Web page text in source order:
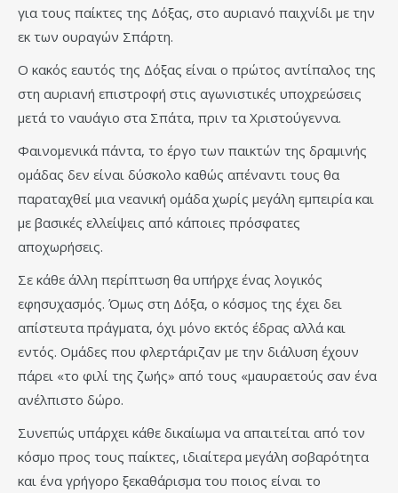
για τους παίκτες της Δόξας, στο αυριανό παιχνίδι με την
εκ των ουραγών Σπάρτη.
Ο κακός εαυτός της Δόξας είναι ο πρώτος αντίπαλος της
στη αυριανή επιστροφή στις αγωνιστικές υποχρεώσεις
μετά το ναυάγιο στα Σπάτα, πριν τα Χριστούγεννα.
Φαινομενικά πάντα, το έργο των παικτών της δραμινής
ομάδας δεν είναι δύσκολο καθώς απέναντι τους θα
παραταχθεί μια νεανική ομάδα χωρίς μεγάλη εμπειρία και
με βασικές ελλείψεις από κάποιες πρόσφατες
αποχωρήσεις.
Σε κάθε άλλη περίπτωση θα υπήρχε ένας λογικός
εφησυχασμός. Όμως στη Δόξα, ο κόσμος της έχει δει
απίστευτα πράγματα, όχι μόνο εκτός έδρας αλλά και
εντός. Ομάδες που φλερτάριζαν με την διάλυση έχουν
πάρει «το φιλί της ζωής» από τους «μαυραετούς σαν ένα
ανέλπιστο δώρο.
Συνεπώς υπάρχει κάθε δικαίωμα να απαιτείται από τον
κόσμο προς τους παίκτες, ιδιαίτερα μεγάλη σοβαρότητα
και ένα γρήγορο ξεκαθάρισμα του ποιος είναι το